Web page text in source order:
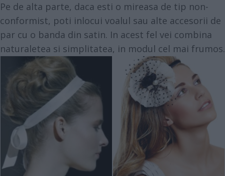
Pe de alta parte, daca esti o mireasa de tip non-
conformist, poti inlocui voalul sau alte accesorii de
par cu o banda din satin. In acest fel vei combina
naturaletea si simplitatea, in modul cel mai frumos.